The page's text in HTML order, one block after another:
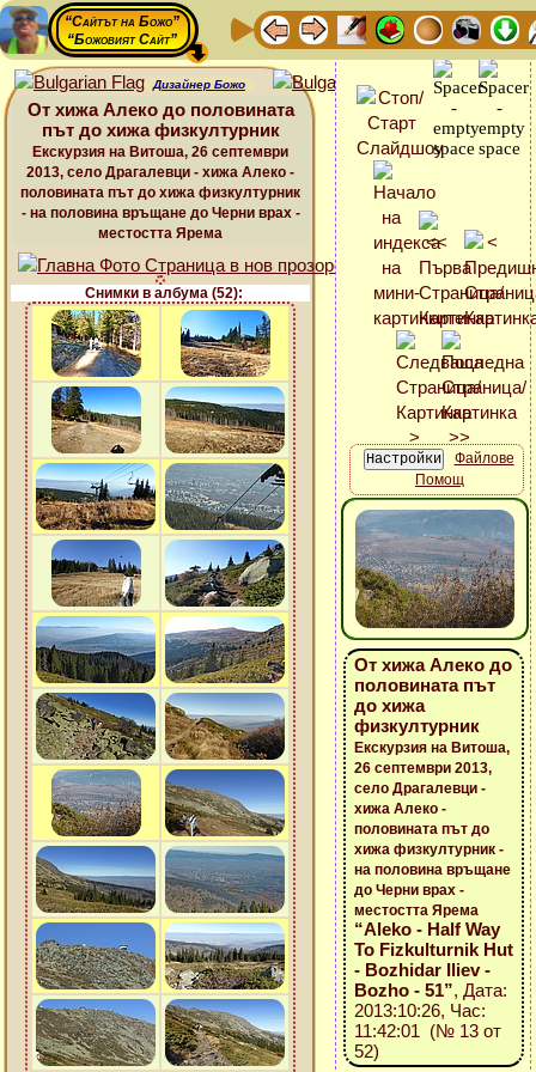
“Сайтът на Божо”
“Божовият Сайт”
Дизайнер Божо
От хижа Алеко до половината
път до хижа физкултурник
Екскурзия на Витоша, 26 септември
2013, село Драгалевци - хижа Алеко -
половината път до хижа физкултурник
- на половина връщане до Черни врах -
местостта Ярема
Снимки в албума (52):
Файлове
Помощ
От хижа Алеко до
половината път
до хижа
физкултурник
Екскурзия на Витоша,
26 септември 2013,
село Драгалевци -
хижа Алеко -
половината път до
хижа физкултурник -
на половина връщане
до Черни врах -
местостта Ярема
“Aleko - Half Way
To Fizkulturnik Hut
- Bozhidar Iliev -
Bozho - 51”, Дата:
2013:10:26, Час:
11:42:01 (№ 13 от
52)